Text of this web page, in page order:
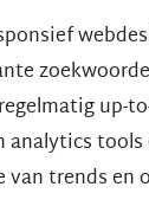
analytics
van trends en